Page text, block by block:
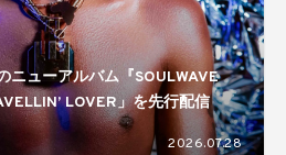
ニューアルバム『SOULWAVE
LOVER」を先行配信
2026.07.28